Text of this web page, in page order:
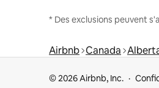
* Des exclusions peuvent
Airbnb Canada
© 2026 Airbnb, Inc.